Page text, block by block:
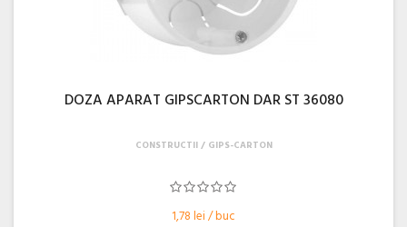
DOZA APARAT GIPSCARTON DAR ST 36080
1,78 lei / buc
CONSTRUCTII GIPS-CARTON